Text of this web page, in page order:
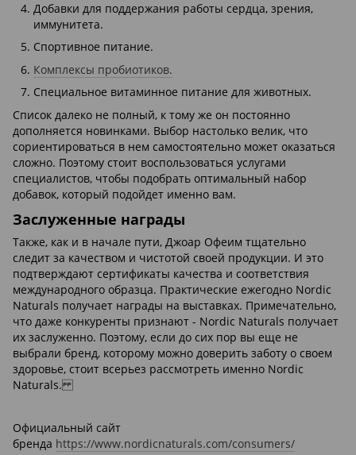
Добавки для поддержания работы сердца, зрения,
иммунитета.
Спортивное питание.
Комплексы пробиотиков.
Специальное витаминное питание для животных.
Список далеко не полный, к тому же он постоянно
дополняется новинками. Выбор настолько велик, что
сориентироваться в нем самостоятельно может оказаться
сложно. Поэтому стоит воспользоваться услугами
специалистов, чтобы подобрать оптимальный набор
добавок, который подойдет именно вам.
Заслуженные награды
Также, как и в начале пути, Джоар Офеим тщательно
следит за качеством и чистотой своей продукции. И это
подтверждают сертификаты качества и соответствия
международного образца. Практические ежегодно Nordic
Naturals получает награды на выставках. Примечательно,
что даже конкуренты признают - Nordic Naturals получает
их заслуженно. Поэтому, если до сих пор вы еще не
выбрали бренд, которому можно доверить заботу о своем
здоровье, стоит всерьез рассмотреть именно Nordic
Naturals.
Официальный сайт
бренда https://www.nordicnaturals.com/consumers/